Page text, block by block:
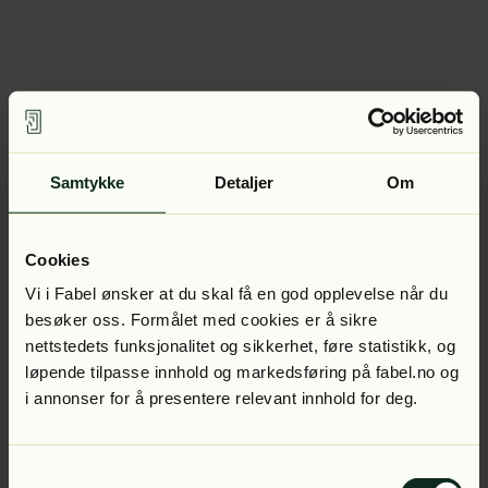
Samtykke Detaljer Om
Cookies
Vi i Fabel ønsker at du skal få en god opplevelse når du
besøker oss. Formålet med cookies er å sikre
nettstedets funksjonalitet og sikkerhet, føre statistikk, og
løpende tilpasse innhold og markedsføring på fabel.no og
i annonser for å presentere relevant innhold for deg.